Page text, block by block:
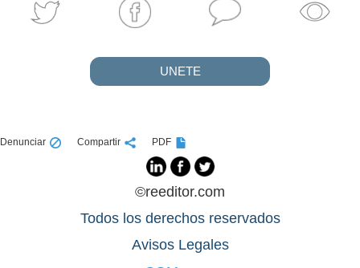
UNETE
Denunciar Compartir PDF
©reeditor.com
Todos los derechos reservados
Avisos Legales